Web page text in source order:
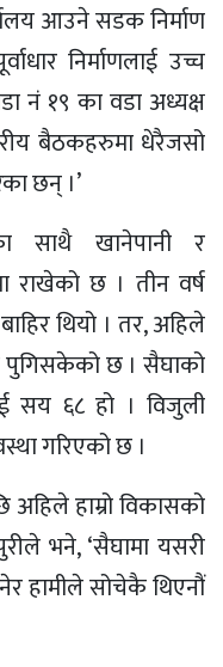
आउने सडक निर्माण
निर्माणलाई उच्च
नं १९ का वडा अध्यक्ष
बैठकहरुमा धेरैजसो
छन् ।’
साथै खानेपानी र
राखेको छ । तीन वर्ष
थियो । तर, अहिले
पुगिसकेको छ । सैघाको
६८ हो । विजुली
गरिएको छ ।
हाम्रो विकासको
भने, ‘सैघामा यसरी
हामीले सोचेकै थिएनौं